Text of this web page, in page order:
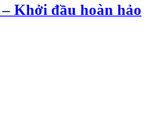
Khởi đầu hoàn hảo